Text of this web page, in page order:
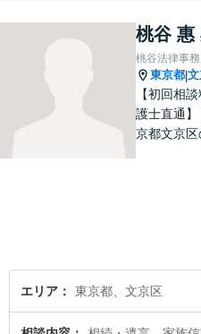
軽にご相談
線からのア
桃谷 惠
桃谷法律事
東京都|
【初回相
護士直通
京都文京区
エリア 東京都、文京区